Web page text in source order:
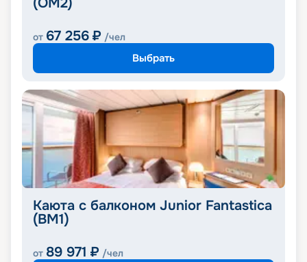
от 67 256 ₽ /чел
Выбрать
Каюта с балконом Junior Fantastica
(BM1)
от 89 971 ₽ /чел